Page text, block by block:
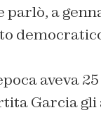
a
aveva
Garcia gli